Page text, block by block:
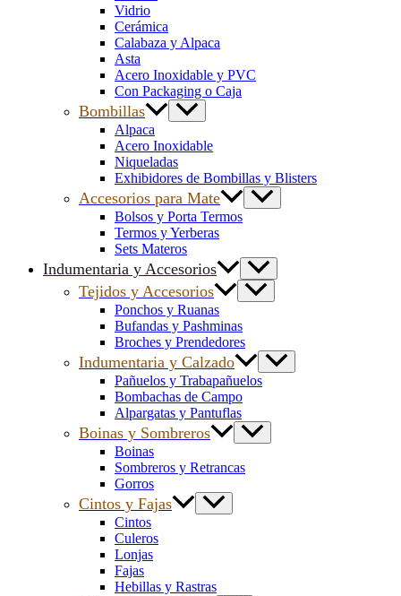
Vidrio
Cerámica
Calabaza y Alpaca
Asta
Acero Inoxidable y PVC
Con Packaging o Caja
Bombillas
Alpaca
Acero Inoxidable
Niqueladas
Exhibidores de Bombillas y Blisters
Accesorios para Mate
Bolsos y Porta Termos
Termos y Yerberas
Sets Materos
Indumentaria y Accesorios
Tejidos y Accesorios
Ponchos y Ruanas
Bufandas y Pashminas
Broches y Prendedores
Indumentaria y Calzado
Pañuelos y Trabapañuelos
Bombachas de Campo
Alpargatas y Pantuflas
Boinas y Sombreros
Boinas
Sombreros y Retrancas
Gorros
Cintos y Fajas
Cintos
Culeros
Lonjas
Fajas
Hebillas y Rastras